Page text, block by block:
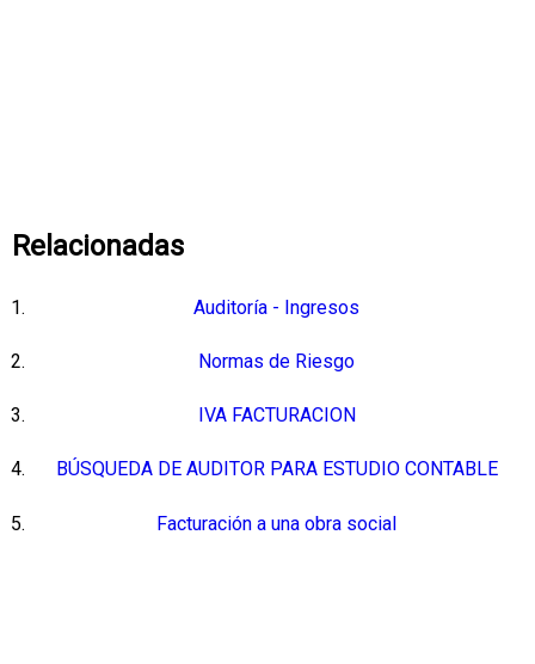
Relacionadas
Auditoría - Ingresos
Normas de Riesgo
IVA FACTURACION
BÚSQUEDA DE AUDITOR PARA ESTUDIO CONTABLE
Facturación a una obra social